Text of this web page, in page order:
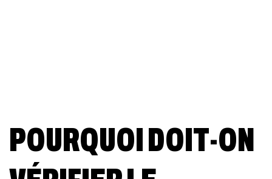
POURQUOI DOIT-ON